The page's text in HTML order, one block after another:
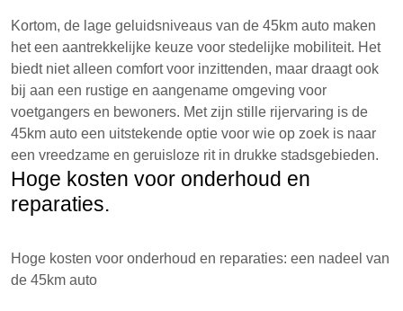
Kortom, de lage geluidsniveaus van de 45km auto maken
het een aantrekkelijke keuze voor stedelijke mobiliteit. Het
biedt niet alleen comfort voor inzittenden, maar draagt ook
bij aan een rustige en aangename omgeving voor
voetgangers en bewoners. Met zijn stille rijervaring is de
45km auto een uitstekende optie voor wie op zoek is naar
een vreedzame en geruisloze rit in drukke stadsgebieden.
Hoge kosten voor onderhoud en
reparaties.
Hoge kosten voor onderhoud en reparaties: een nadeel van
de 45km auto